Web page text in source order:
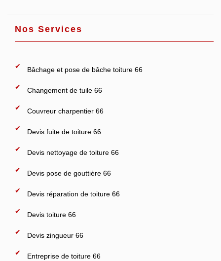
Nos Services
Bâchage et pose de bâche toiture 66
Changement de tuile 66
Couvreur charpentier 66
Devis fuite de toiture 66
Devis nettoyage de toiture 66
Devis pose de gouttière 66
Devis réparation de toiture 66
Devis toiture 66
Devis zingueur 66
Entreprise de toiture 66